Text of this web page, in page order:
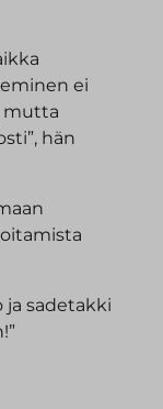
ei
mutta
hän
ja sadetakki